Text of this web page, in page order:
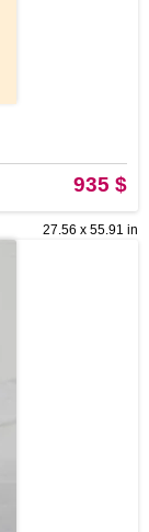
935 $
27.56 x 55.91 in